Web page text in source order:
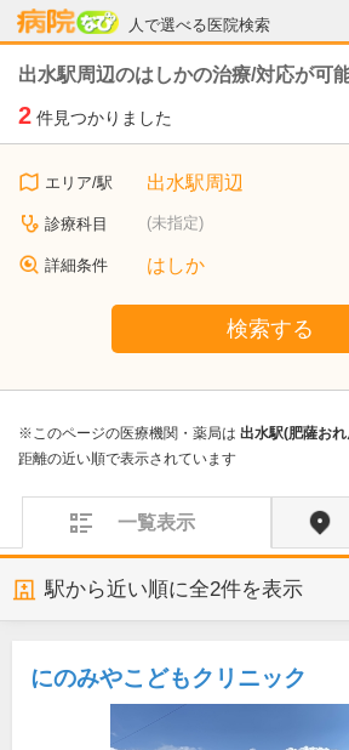
人で選べる医院検索
病院なび
出水駅周辺のはしかの治療/対応が可
2 件見つかりました
エリア/駅 出水駅周辺
診療科目 (未指定)
詳細条件 はしか
検索する
※このページの医療機関・薬局は 出水駅(肥薩お
距離の近い順で表示されています
一覧表示
駅から近い順に全2件を表示
にのみやこどもクリニック